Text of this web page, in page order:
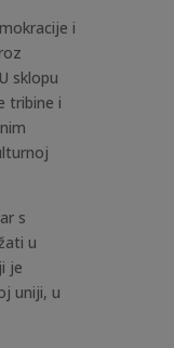
i
sklopu
tribine i
s
u
je
uniji, u